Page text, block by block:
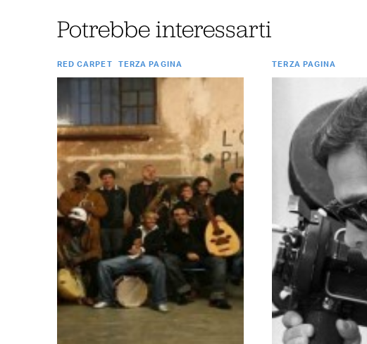
Potrebbe interessarti
RED CARPET TERZA PAGINA TERZA PAGINA